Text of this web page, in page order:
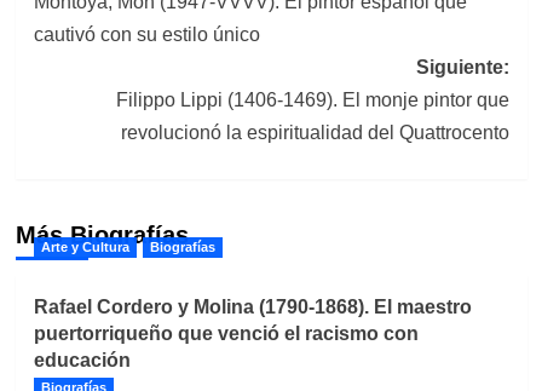
de
cautivó con su estilo único
Siguiente:
Filippo Lippi (1406-1469). El monje pintor que
revolucionó la espiritualidad del Quattrocento
Más Biografías
Arte y Cultura Biografías
Rafael Cordero y Molina (1790-1868). El maestro
puertorriqueño que venció el racismo con
educación
Biografías